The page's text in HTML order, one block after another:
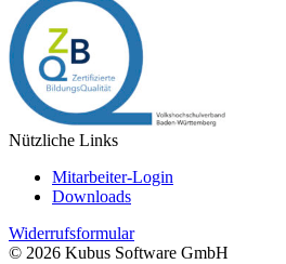
Nützliche Links
Mitarbeiter-Login
Downloads
Widerrufsformular
© 2026 Kubus Software GmbH